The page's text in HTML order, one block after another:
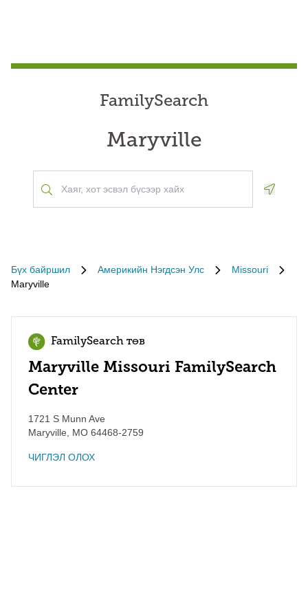
FamilySearch
Maryville
Бүх байршил Америкийн Нэгдсэн Улс
Missouri
Maryville
FamilySearch төв
Maryville Missouri FamilySearch
Center
1721 S Munn Ave
Maryville
MO 64468-2759
ЧИГЛЭЛ ОЛОХ